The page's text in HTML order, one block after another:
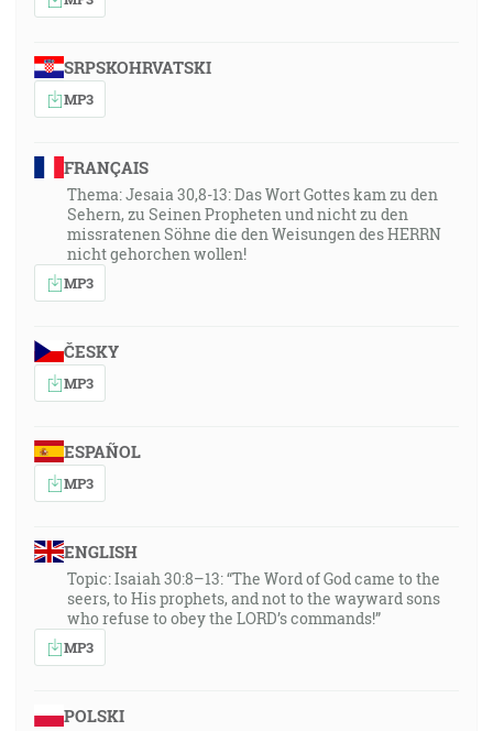
SRPSKOHRVATSKI
MP3
FRANÇAIS
Thema: Jesaia 30,8-13: Das Wort Gottes kam zu den
Sehern, zu Seinen Propheten und nicht zu den
missratenen Söhne die den Weisungen des HERRN
nicht gehorchen wollen!
MP3
ČESKY
MP3
ESPAÑOL
MP3
ENGLISH
Topic: Isaiah 30:8–13: “The Word of God came to the
seers, to His prophets, and not to the wayward sons
who refuse to obey the LORD’s commands!”
MP3
POLSKI